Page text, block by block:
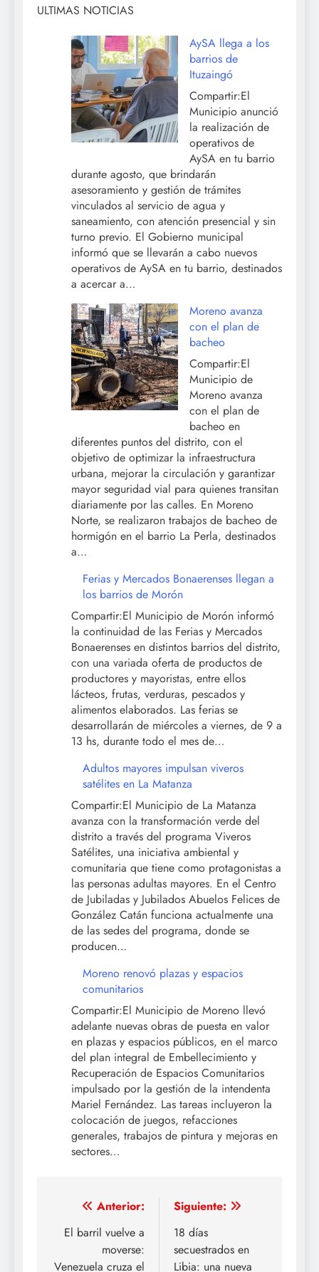
ULTIMAS NOTICIAS
AySA llega a los
barrios de
Ituzaingó
Compartir:El
Municipio anunció
la realización de
operativos de
AySA en tu barrio
durante agosto, que brindarán
asesoramiento y gestión de trámites
vinculados al servicio de agua y
saneamiento, con atención presencial y sin
turno previo. El Gobierno municipal
informó que se llevarán a cabo nuevos
operativos de AySA en tu barrio, destinados
a acercar a…
Moreno avanza
con el plan de
bacheo
Compartir:El
Municipio de
Moreno avanza
con el plan de
bacheo en
diferentes puntos del distrito, con el
objetivo de optimizar la infraestructura
urbana, mejorar la circulación y garantizar
mayor seguridad vial para quienes transitan
diariamente por las calles. En Moreno
Norte, se realizaron trabajos de bacheo de
hormigón en el barrio La Perla, destinados
a…
Ferias y Mercados
a los barrios de
Morón
Compartir:El
Municipio de
Morón informó la
continuidad de las
Ferias y Mercados Bonaerenses en distintos
barrios del distrito, con una variada oferta
de productos de productores y mayoristas,
pescados y alimentos elaborados. Las ferias
se desarrollarán de miércoles a viernes, de
9 a 13 hs, durante todo el mes de…
Adultos mayores impulsan viveros
satélites en La Matanza
Compartir:El Municipio de La Matanza
avanza con la transformación verde del
distrito a través del programa Viveros
Satélites, una iniciativa ambiental y
comunitaria que tiene como protagonistas a
las personas adultas mayores. En el Centro
González Catán funciona actualmente una
de las sedes del programa, donde se
producen…
Moreno renovó plazas y espacios
comunitarios
Compartir:El Municipio de Moreno llevó
adelante nuevas obras de puesta en valor
en plazas y espacios públicos, en el marco
del plan integral de Embellecimiento y
Recuperación de Espacios Comunitarios
impulsado por la gestión de la intendenta
generales, trabajos de pintura y mejoras en
sectores…